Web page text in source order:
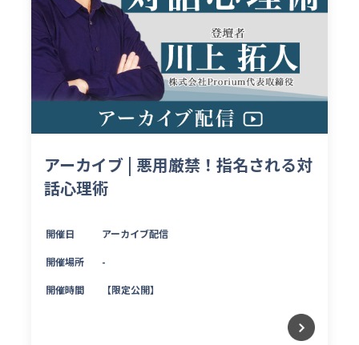
アーカイブ | 悪用厳禁！指名される対
話心理術
開催日 アーカイブ配信
開催場所 -
開催時間 【限定公開】